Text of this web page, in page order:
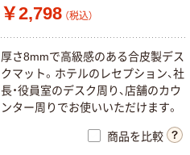
￥2,798 （税込）
厚さ8mmで高級感のある合皮製デス
クマット。ホテルのレセプション、社
長・役員室のデスク周り、店舗のカウ
ンター周りでお使いいただけます。
商品を比較